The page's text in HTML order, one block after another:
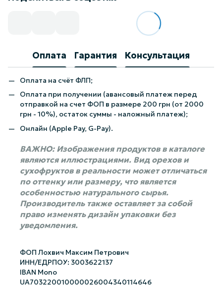
Оплата Гарантия Консультация
Оплата на счёт ФЛП;
Оплата при получении (авансовый платеж перед
отправкой на счет ФОП в размере 200 грн (от 2000
грн - 10%), остаток суммы - наложный платеж);
Онлайн (Apple Pay, G-Pay).
ВАЖНО: Изображения продуктов в каталоге
являются иллюстрациями. Вид орехов и
сухофруктов в реальности может отличаться
по оттенку или размеру, что является
особенностью натурального сырья.
Производитель также оставляет за собой
право изменять дизайн упаковки без
уведомления.
ФОП Лохвич Максим Петрович
ИНН/ЕДРПОУ: 3003622137
IBAN Mono
UA703220010000026004340114646